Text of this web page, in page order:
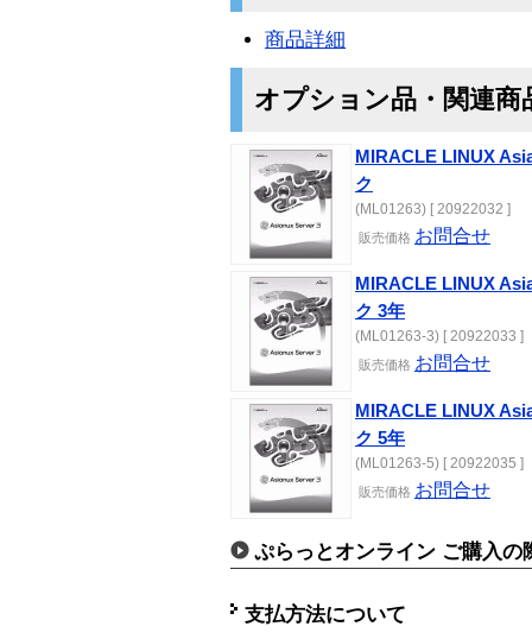
商品詳細
オプション品・関連商
MIRACLE LINUX
ク
(ML01263) [ 20922032 ]
販売価格 お問合せ
MIRACLE LINUX
ク 3年
(ML01263-3) [ 20922033 ]
販売価格 お問合せ
MIRACLE LINUX
ク 5年
(ML01263-5) [ 20922035 ]
販売価格 お問合せ
ぷらっとオンライン ご購入の
支払方法について